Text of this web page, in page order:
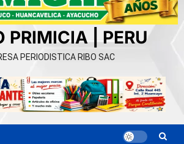
PRIMICIA | PERU
PERIODISTICA RIBO SAC